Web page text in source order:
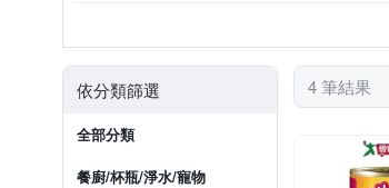
依分類篩選
全部分類
餐廚/杯瓶/淨水/寵物
4 筆結果